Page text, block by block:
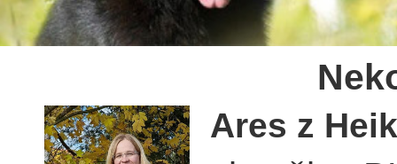
Ares z